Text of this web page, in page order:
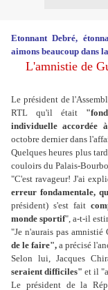
Etonnant Debré,
aimons beaucoup dans
L'amnistie de
Le président de
RTL qu'il était
individuelle accordée
octobre dernier dans
Quelques heures plus
couloirs du Palais-
"C'est ravageur! J'ai
erreur fondamentale,
président) s'est fait
monde sportif", a-t-il
"Je n'aurais pas amnistié
de le faire", a précisé
Selon lui, Jacques
seraient difficiles" et il
Le président de la